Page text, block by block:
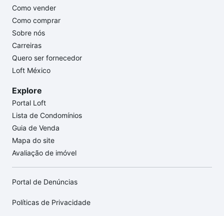
Como vender
Como comprar
Sobre nós
Carreiras
Quero ser fornecedor
Loft México
Explore
Portal Loft
Lista de Condomínios
Guia de Venda
Mapa do site
Avaliação de imóvel
Portal de Denúncias
Políticas de Privacidade